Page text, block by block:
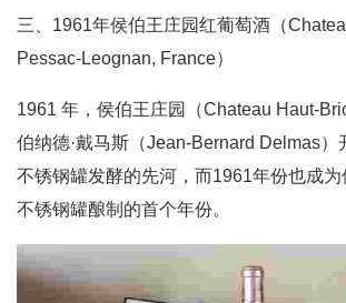
三、1961年侯伯王庄园红葡萄酒（
Pessac-Leognan, France）
1961 年，侯伯王庄园（Chateau Haut-
伯纳德·戴马斯（Jean-Bernard Delmas）
不锈钢罐发酵的先河，而1961年份也成为
不锈钢罐酿制的首个年份。